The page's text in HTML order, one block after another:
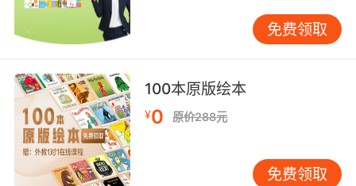
9. Cash deposits of various amounts at
irregular intervals.
10. A regular interval of shots suggests a
single shooter.
停顿间隔很规律 所以是一个人
免费领取
100本原版绘本
¥0 原价288元
免费领取